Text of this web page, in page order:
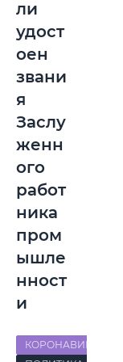
ли
удост
оен
звани
я
Заслу
женн
ого
работ
ника
пром
ышле
нност
и
КОРОНАВИРУС